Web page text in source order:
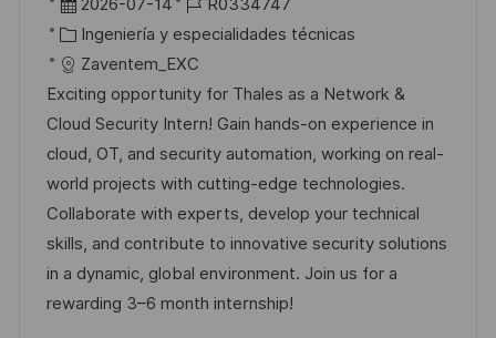
c
a
c
i
ó
n
e
c
h
a
d
e
p
u
b
l
D
d
e
e
m
p
l
e
o
C
a
t
e
g
o
r
í
a
Ingeniería y especialidades técnicas
Zaventem_EXC
Exciting opportunity for Thales as a Network &
Cloud Security Intern! Gain hands-on experience in
cloud, OT, and security automation, working on real-
world projects with cutting-edge technologies.
Collaborate with experts, develop your technical
skills, and contribute to innovative security solutions
in a dynamic, global environment. Join us for a
rewarding 3–6 month internship!